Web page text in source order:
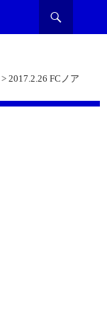
> 2017.2.26 FCノア